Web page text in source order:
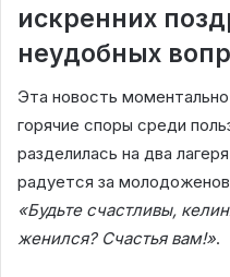
искренних
неудобных
Эта новость
горячие споры среди
разделилась на два
радуется за
«Будьте счастливы,
женился? Счастья вам!».